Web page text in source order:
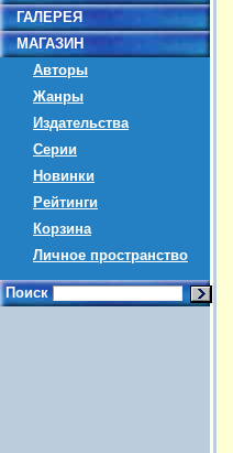
ГАЛЕРЕЯ
МАГАЗИН
Авторы
Жанры
Издательства
Серии
Новинки
Рейтинги
Корзина
Личное пространство
Поиск